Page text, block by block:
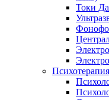
Токи